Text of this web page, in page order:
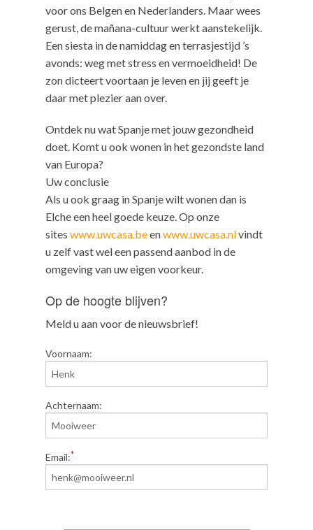
voor ons Belgen en Nederlanders. Maar wees
gerust, de mañana-cultuur werkt aanstekelijk.
Een siesta in de namiddag en terrasjestijd ’s
avonds: weg met stress en vermoeidheid! De
zon dicteert voortaan je leven en jij geeft je
daar met plezier aan over.
Ontdek nu wat Spanje met jouw gezondheid
doet. Komt u ook wonen in het gezondste land
van Europa?
Uw conclusie
Als u ook graag in Spanje wilt wonen dan is
Elche een heel goede keuze. Op onze
sites www.uwcasa.beenwww.uwcasa.nlvindt
u zelf vast wel een passend aanbod in de
omgeving van uw eigen voorkeur.
Op de hoogte blijven?
Meld u aan voor de nieuwsbrief!
Voornaam:
Achternaam:
Email:*